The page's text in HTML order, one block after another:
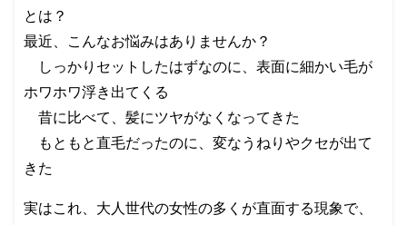
とは？
最近、こんなお悩みはありませんか？
しっかりセットしたはずなのに、表面に細かい毛が
ホワホワ浮き出てくる
昔に比べて、髪にツヤがなくなってきた
もともと直毛だったのに、変なうねりやクセが出て
きた
実はこれ、大人世代の女性の多くが直面する現象で、